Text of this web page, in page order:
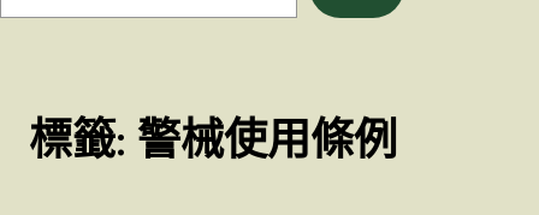
標籤: 警械使用條例